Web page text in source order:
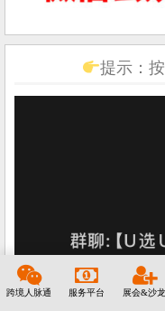
提示：
跨境人脉通 服务平台 展会&沙龙